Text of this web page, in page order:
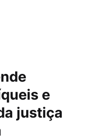
e
justiça